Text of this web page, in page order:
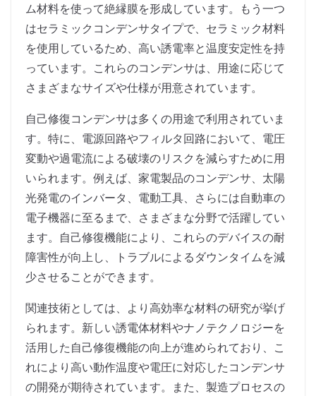
ム材料を使って絶縁膜を形成しています。もう一つ
はセラミックコンデンサタイプで、セラミック材料
を使用しているため、高い誘電率と温度安定性を持
っています。これらのコンデンサは、用途に応じて
さまざまなサイズや仕様が用意されています。
自己修復コンデンサは多くの用途で利用されていま
す。特に、電源回路やフィルタ回路において、電圧
変動や過電流による破壊のリスクを減らすために用
いられます。例えば、家電製品のコンデンサ、太陽
光発電のインバータ、電動工具、さらには自動車の
電子機器に至るまで、さまざまな分野で活躍してい
ます。自己修復機能により、これらのデバイスの耐
障害性が向上し、トラブルによるダウンタイムを減
少させることができます。
関連技術としては、より高効率な材料の研究が挙げ
られます。新しい誘電体材料やナノテクノロジーを
活用した自己修復機能の向上が進められており、こ
れにより高い動作温度や電圧に対応したコンデンサ
の開発が期待されています。また、製造プロセスの